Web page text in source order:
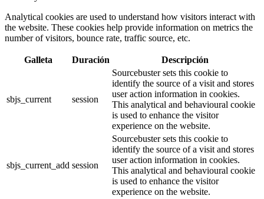
Analytical cookies are used to understand how visitors interact with
the website. These cookies help provide information on metrics the
number of visitors, bounce rate, traffic source, etc.
Galleta Duración Descripción
sbjs_current session
Sourcebuster sets this cookie to
identify the source of a visit and stores
user action information in cookies.
This analytical and behavioural cookie
is used to enhance the visitor
experience on the website.
sbjs_current_add session
Sourcebuster sets this cookie to
identify the source of a visit and stores
user action information in cookies.
This analytical and behavioural cookie
is used to enhance the visitor
experience on the website.